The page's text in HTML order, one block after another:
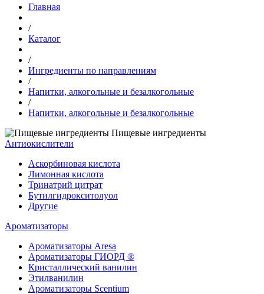
Главная
/
Каталог
/
Ингредиенты по направлениям
/
Напитки, алкогольные и безалкогольные
/
Напитки, алкогольные и безалкогольные
Пищевые ингредиенты
Антиокислители
Аскорбиновая кислота
Лимонная кислота
Тринатрий цитрат
Бутилгидрокситолуол
Другие
Ароматизаторы
Ароматизаторы Aresa
Ароматизаторы ГИОРД ®
Кристаллический ванилин
Этилванилин
Ароматизаторы Scentium